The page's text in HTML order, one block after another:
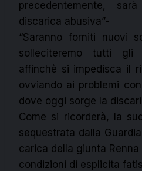
precedentemente,
discarica abusiva”-
“Saranno forniti nuovi
solleciteremo tutti
affinchè si impedisca il
ovviando ai problemi
dove oggi sorge la
Come si ricorderà, la
sequestrata dalla
carica della giunta
condizioni di esplicita